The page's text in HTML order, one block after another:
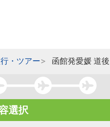
・ツアー 函館発愛媛 道
選択